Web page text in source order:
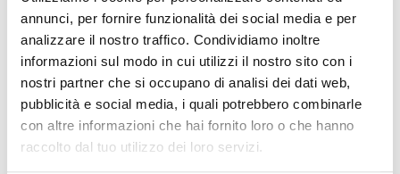
annunci, per fornire funzionalità dei social media e per
analizzare il nostro traffico. Condividiamo inoltre
informazioni sul modo in cui utilizzi il nostro sito con i
nostri partner che si occupano di analisi dei dati web,
pubblicità e social media, i quali potrebbero combinarle
con altre informazioni che hai fornito loro o che hanno
raccolto dal tuo utilizzo dei loro servizi.
notturna.
protezione
Stivale completamente certificato CE, altamente resistente e
con prestazioni eccellenti in tutte le condizioni atmosferiche e
Scudo per la caviglia a doppia densità montato sotto e sopra la
superficie in pelle mediale.
La piastra strutturata e rinforzata protegge il piede superiore.
La soletta sagomata e iniettata in poliammide ad alta modulo